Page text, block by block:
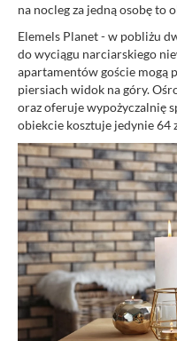
na nocleg za jedną osobę to
Elemels Planet - w pobliżu
do wyciągu narciarskiego
apartamentów goście mogą
piersiach widok na góry.
oraz oferuje wypożyczalnię
obiekcie kosztuje jedynie 64